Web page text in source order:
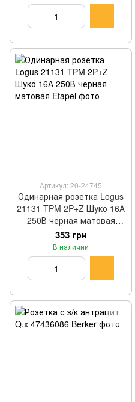
Артикул: 20-24745
Одинарная розетка Logus
21131 TPM 2P+Z Шуко 16А
250В черная матовая
Efapel
353 грн
В наличии